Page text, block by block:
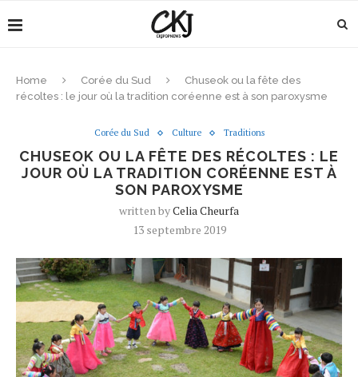
Home Corée du Sud
Chuseok ou la fête des
récoltes : le jour où la tradition coréenne est à son paroxysme
Corée du Sud Culture Traditions
CHUSEOK OU LA FÊTE DES RÉCOLTES : LE
JOUR OÙ LA TRADITION CORÉENNE EST À
SON PAROXYSME
written byCelia Cheurfa
13 septembre 2019